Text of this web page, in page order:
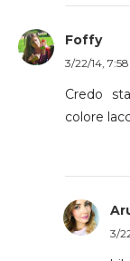
Foffy
3/22/14,
Credo
colore
3/